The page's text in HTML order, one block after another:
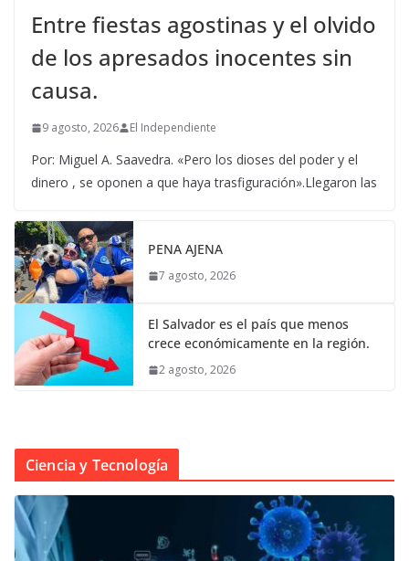
Entre fiestas agostinas y el olvido
de los apresados inocentes sin
causa.
9 agosto, 2026 El Independiente
Por: Miguel A. Saavedra. «Pero los dioses del poder y el
dinero , se oponen a que haya trasfiguración».Llegaron las
PENA AJENA
7 agosto, 2026
El Salvador es el país que menos
crece económicamente en la región.
2 agosto, 2026
Ciencia y Tecnología